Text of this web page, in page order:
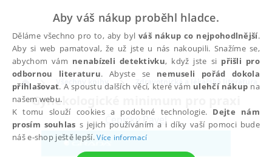
Všechny knihy Zdravotnická a lékařská literatura
Gynekologické minimum pro praxi
Čepický Pavel
Aby váš nákup proběhl hladce.
Děláme všechno pro to, aby bylváš nákup co nejpohodlnější.
Aby si web pamatoval, že už jste u nás nakoupili. Snažíme se,
abychom vám nenabízeli detektivku, když jste si přišli pro
odbornou literaturu. Abyste se nemuseli pořád dokola
přihlašovat. A spoustu dalších věcí, které vám ulehčí nákup na
našem webu.
K tomu slouží cookies a podobné technologie. Dejte nám
prosím souhlas s jejich používáním a i díky vaší pomoci bude
náš e-shop ještě lepší.Více informací